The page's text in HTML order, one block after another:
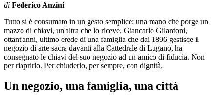
di Federico Anzini
Tutto si è consumato in un gesto semplice: una mano che porge un
mazzo di chiavi, un'altra che lo riceve. Giancarlo Gilardoni,
ottant'anni, ultimo erede di una famiglia che dal 1896 gestisce il
negozio di arte sacra davanti alla Cattedrale di Lugano, ha
consegnato le chiavi del suo negozio ad un amico di fiducia. Non
per riaprirlo. Per chiuderlo, per sempre, con dignità.
Un negozio, una famiglia, una città